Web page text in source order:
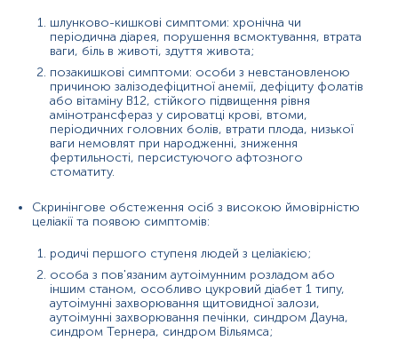
Причини підвищення рівня:
глютенова ентеропатія (целіакія);
герпетиформний дерматит.
Причини зниження рівня:
відсутність глютенової ентеропатії (целіакії);
хибнонегативні результати:
особи з дефіцитом IgA;
мають нижчі концентрації IgA (краще вимірювати
антитіла до дезамінованих пептидів гліадину);
при дотриманні безглютенової дієти
(аутоантитіла зникають повністю).
шлунково-кишкові симптоми: хронічна чи
періодична діарея, порушення всмоктування, втрата
ваги, біль в животі, здуття живота;
позакишкові симптоми: особи з невстановленою
причиною залізодефіцитної анемії, дефіциту фолатів
або вітаміну В12, стійкого підвищення рівня
амінотрансфераз у сироватці крові, втоми,
періодичних головних болів, втрати плода, низької
ваги немовлят при народженні, зниження
фертильності, персистуючого афтозного
стоматиту.
Скринінгове обстеження осіб з високою ймовірністю
целіакії та появою симптомів:
родичі першого ступеня людей з целіакією;
особа з пов'язаним аутоімунним розладом або
іншим станом, особливо цукровий діабет 1 типу,
аутоімунні захворювання щитовидної залози,
аутоімунні захворювання печінки, синдром Дауна,
синдром Тернера, синдром Вільямса;